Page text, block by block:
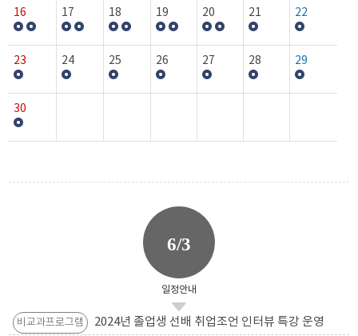
16 17 18 19 20 21 22
23 24 25 26 27 28 29
30
6/3
일정안내
비교과프로그램 2024년 졸업생 선배 취업조언 인터뷰 특강 운영